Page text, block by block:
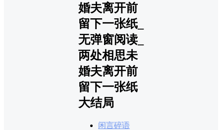
婚夫离开前
留下一张纸_
无弹窗阅读_
两处相思未
婚夫离开前
留下一张纸
大结局
闲言碎语